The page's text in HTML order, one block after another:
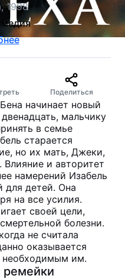
1998
Поделиться
начинает новый
мальчику
в семье
старается
но их мать, Джеки,
и авторитет
намерений Изабель
для детей. Она
на все усилия.
своей цели,
болезни.
не считала
оказывается
необходимым им.
ремейки